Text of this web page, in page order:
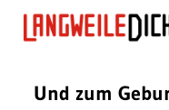
Und zum